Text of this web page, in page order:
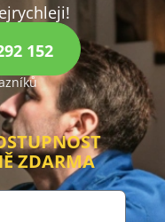
152
ZDARMA